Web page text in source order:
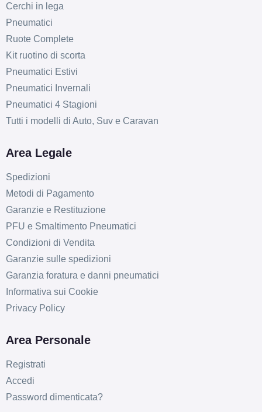
Cerchi in lega
Pneumatici
Ruote Complete
Kit ruotino di scorta
Pneumatici Estivi
Pneumatici Invernali
Pneumatici 4 Stagioni
Tutti i modelli di Auto, Suv e Caravan
Area Legale
Spedizioni
Metodi di Pagamento
Garanzie e Restituzione
PFU e Smaltimento Pneumatici
Condizioni di Vendita
Garanzie sulle spedizioni
Garanzia foratura e danni pneumatici
Informativa sui Cookie
Privacy Policy
Area Personale
Registrati
Accedi
Password dimenticata?